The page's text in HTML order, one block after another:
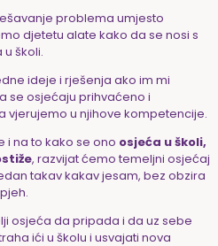
problema umjesto
djetetu alate kako da se nosi s
školi.
ideje i rješenja ako im mi
se osjećaju prihvaćeno i
vjerujemo u njihove kompetencije.
i na to kako se ono osjeća u školi,
, razvijat ćemo temeljni osjećaj
takav kakav jesam, bez obzira
osjeća da pripada i da uz sebe
ići u školu i usvajati nova